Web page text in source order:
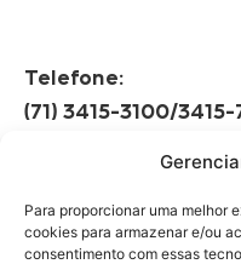
Para proporcionar uma melhor
cookies para armazenar e/ou
consentimento com essas
Telefone:
(71) 3415-3100/3415-
Horário de
08h às 12h | 13h às